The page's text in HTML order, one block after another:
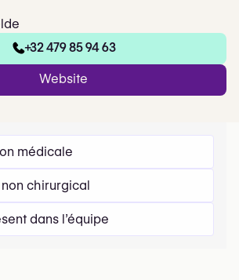
+32 479 85 94 63
Website
médicale
chirurgical
dans l’équipe